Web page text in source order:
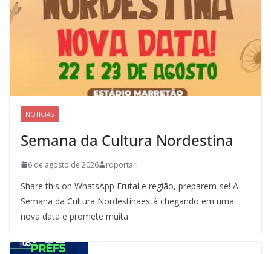
NOTICIAS
Semana da Cultura Nordestina
6 de agosto de 2026 rdportari
Share this on WhatsApp Frutal e região, preparem-se! A
Semana da Cultura Nordestinaestá chegando em uma
nova data e promete muita